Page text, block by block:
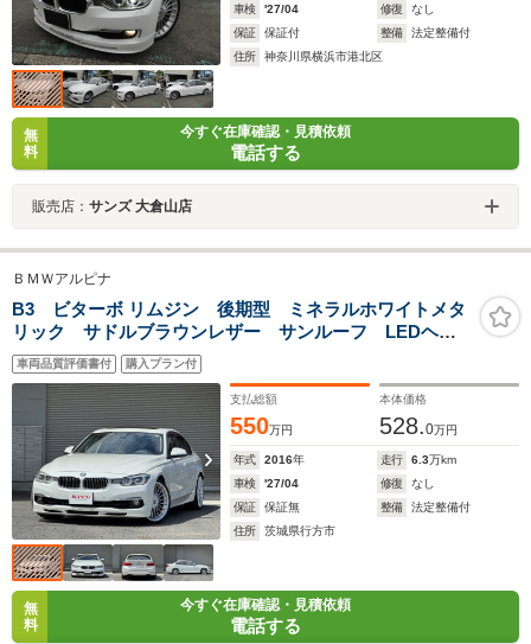
車検
'27/04 修復
なし
保証
保証付 整備
法定整備付
住所
神奈川県横浜市港北区
無
料
今すぐ在庫確認・見積依頼
電話する
販売店： サンズ 大倉山店
ＢＭＷアルピナ
B3 ビターボ リムジン 後期型 ミネラルホワイトメタ
リック サドルブラウンレザー サンルーフ LEDヘッ
ドライト クラシック20インチAW アクラポビッチ製マ
フラー
車両品質評価書付 購入プラン付
支払総額
550万円
本体価格
528.0万円
年式 2016年 走行 6.3万km
車検
'27/04 修復
なし
保証
保証無 整備
法定整備付
住所
茨城県行方市
無
料
今すぐ在庫確認・見積依頼
電話する